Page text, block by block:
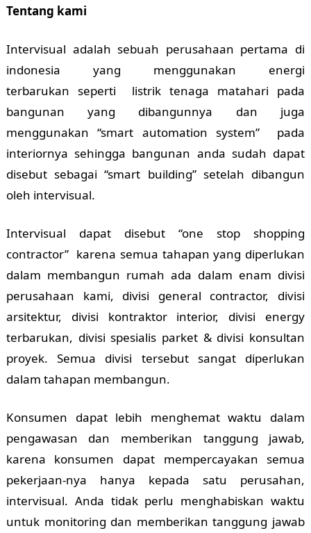
Tentang kami
Intervisual adalah sebuah perusahaan pertama di
indonesia yang menggunakan energi
terbarukan seperti listrik tenaga matahari pada
bangunan yang dibangunnya dan juga
menggunakan “smart automation system” pada
interiornya sehingga bangunan anda sudah dapat
disebut sebagai “smart building” setelah dibangun
oleh intervisual.
Intervisual dapat disebut “one stop shopping
contractor” karena semua tahapan yang diperlukan
dalam membangun rumah ada dalam enam divisi
perusahaan kami, divisi general contractor, divisi
arsitektur, divisi kontraktor interior, divisi energy
terbarukan, divisi spesialis parket & divisi konsultan
proyek. Semua divisi tersebut sangat diperlukan
dalam tahapan membangun.
Konsumen dapat lebih menghemat waktu dalam
pengawasan dan memberikan tanggung jawab,
karena konsumen dapat mempercayakan semua
pekerjaan-nya hanya kepada satu perusahan,
intervisual. Anda tidak perlu menghabiskan waktu
untuk monitoring dan memberikan tanggung jawab